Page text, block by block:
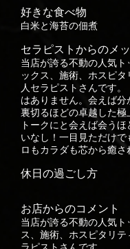
好きな食べ物
白米と海苔の佃煮
セラピストからのメ
当店が誇る不動の人気
ックス、施術、ホスピ
人セラピストさんです
はありません。会えば
裏切るほどの卓越した
トークにと会えば会う
いなし！一目見ただけ
ロもカラダも芯から癒
休日の過ごし方
お店からのコメント
当店が誇る不動の人気
ス、施術、ホスピタリ